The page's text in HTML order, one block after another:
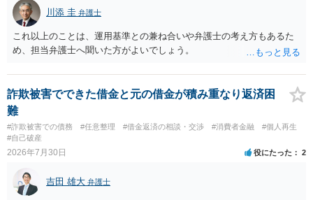
川添 圭 弁護士
これ以上のことは、運用基準との兼ね合いや弁護士の考え方もあるた
め、担当弁護士へ聞いた方がよいでしょう。
詐欺被害でできた借金と元の借金が積み重なり返済困
難
#詐欺被害での債務 #任意整理 #借金返済の相談・交渉 #消費者金融
#個人再生
#自己破産
2026年7月30日 役にたった 2
吉田 雄大 弁護士